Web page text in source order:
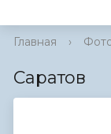
Главная ›
Саратов